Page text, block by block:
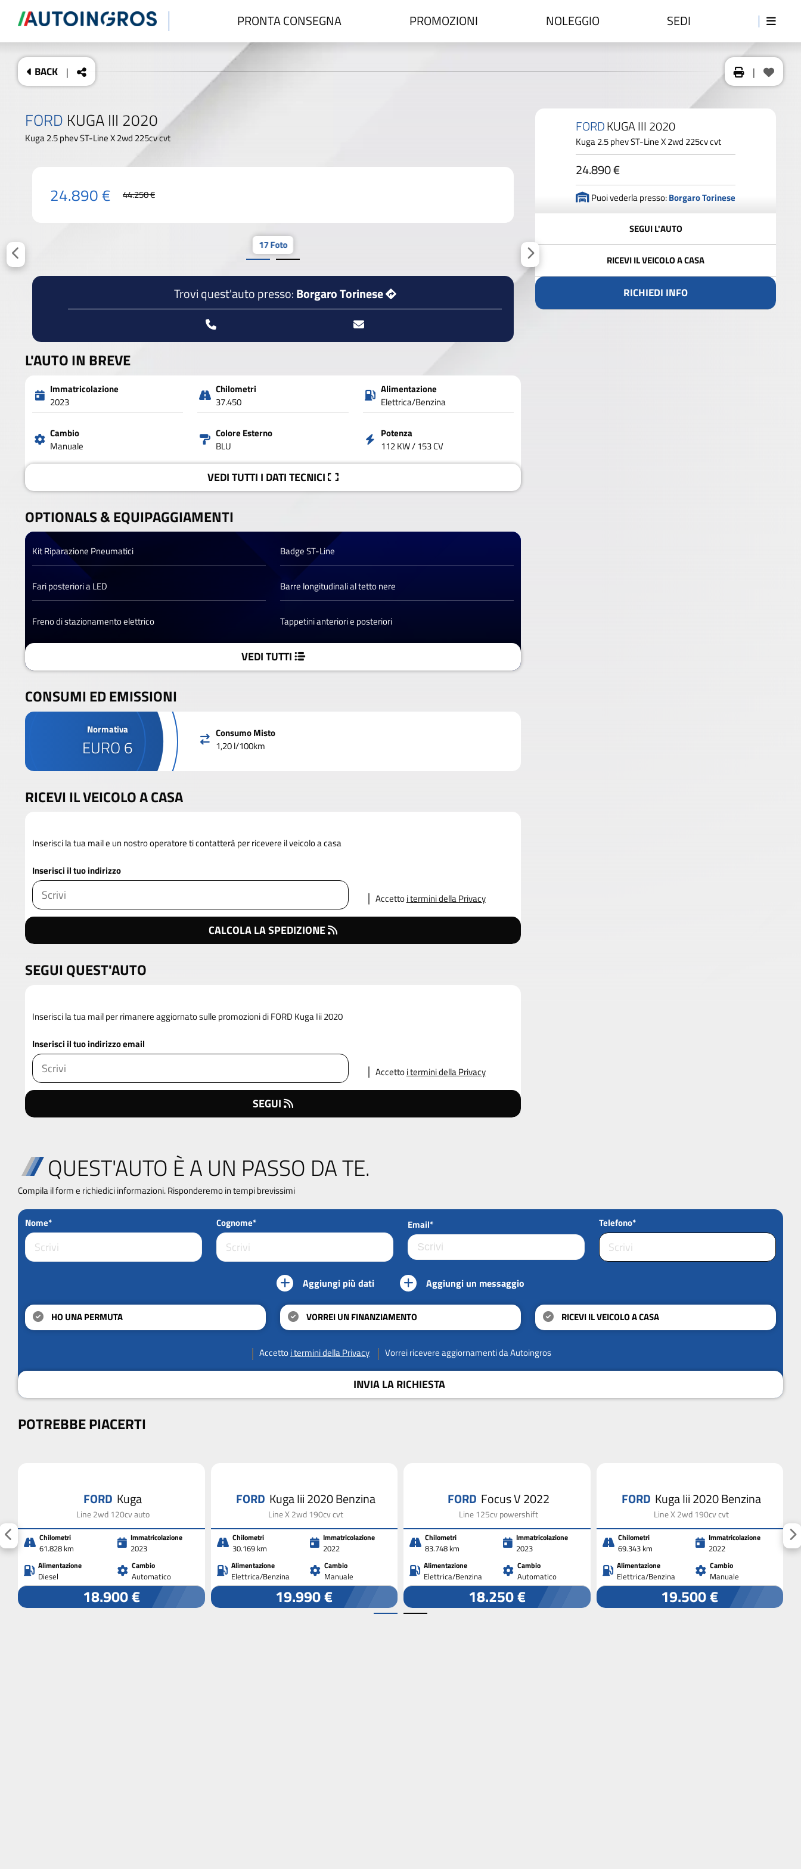
PRONTA CONSEGNA PROMOZIONI NOLEGGIO SEDI
BACK | |
FORD KUGA III 2020
Kuga 2.5 phev ST-Line X 2wd 225cv cvt
24.890 € 44.250 €
17 Foto
Trovi quest'auto presso:Borgaro Torinese
L'AUTO IN BREVE
Immatricolazione
2023
Chilometri
37.450
Alimentazione
Elettrica/Benzina
Cambio
Manuale
Colore Esterno
BLU
Potenza
112 KW / 153 CV
VEDITUTTI I DATITECNICI
OPTIONALS &EQUIPAGGIAMENTI
Kit Riparazione Pneumatici Badge ST-Line
Fari posteriori a LED Barre longitudinali al tetto nere
Freno di stazionamento elettrico Tappetini anteriori e posteriori
VEDI TUTTI
CONSUMI ED EMISSIONI
Normativa
EURO 6
Consumo Misto
1,20 l/100km
RICEVI IL VEICOLO A CASA
Inserisci la tua mail e un nostro operatore ti contatterà per ricevere il veicolo a casa
Inserisci il tuo indirizzo
Accettoi termini della Privacy
CALCOLA LA SPEDIZIONE
SEGUI QUEST'AUTO
Inserisci la tua mail per rimanere aggiornato sulle promozioni di FORD Kuga Iii 2020
Inserisci il tuo indirizzo email
Accettoi termini della Privacy
SEGUI
FORDKUGA III 2020
Kuga 2.5 phev ST-Line X 2wd 225cv cvt
24.890 €
Puoi vederla presso:Borgaro Torinese
SEGUI L'AUTO
RICEVI IL VEICOLO A CASA
RICHIEDI INFO
QUEST'AUTO È A UN PASSO DA TE.
Compila il form e richiedici informazioni. Risponderemo in tempi brevissimi
Nome* Cognome* Email* Telefono*
Aggiungi più dati Aggiungi un messaggio
HO UNA PERMUTA VORREI UN FINANZIAMENTO RICEVI IL VEICOLO A CASA
Accettoi termini della Privacy Vorrei ricevere aggiornamenti da Autoingros
INVIA LA RICHIESTA
POTREBBE PIACERTI
FORD Kuga
Line 2wd 120cv auto
Chilometri
61.828 km
Immatricolazione
2023
Alimentazione
Diesel
Cambio
Automatico
18.900 €
FORD Kuga Iii 2020 Benzina
Line X 2wd 190cv cvt
Chilometri
30.169 km
Immatricolazione
2022
Alimentazione
Elettrica/Benzina
Cambio
Manuale
19.990 €
FORD Focus V 2022
Line 125cv powershift
Chilometri
83.748 km
Immatricolazione
2023
Alimentazione
Elettrica/Benzina
Cambio
Automatico
18.250 €
FORD Kuga Iii 2020 Benzina
Line X 2wd 190cv cvt
Chilometri
69.343 km
Immatricolazione
2022
Alimentazione
Elettrica/Benzina
Cambio
Manuale
19.500 €